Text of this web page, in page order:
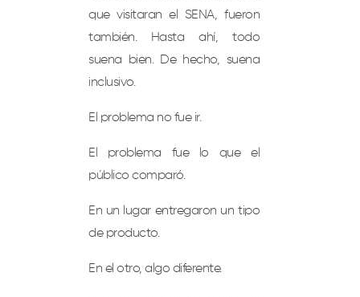
que visitaran el SENA, fueron
también. Hasta ahí, todo
suena bien. De hecho, suena
inclusivo.
El problema no fue ir.
El problema fue lo que el
público comparó.
En un lugar entregaron un tipo
de producto.
En el otro, algo diferente.